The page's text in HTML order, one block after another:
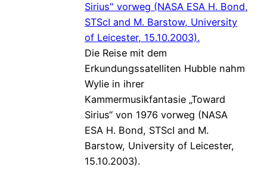
Die Reise mit dem
Erkundungssatelliten Hubble nahm
Wylie in ihrer
Kammermusikfantasie „Toward
Sirius“ von 1976 vorweg (NASA
ESA H. Bond, STScI and M.
Barstow, University of Leicester,
15.10.2003).